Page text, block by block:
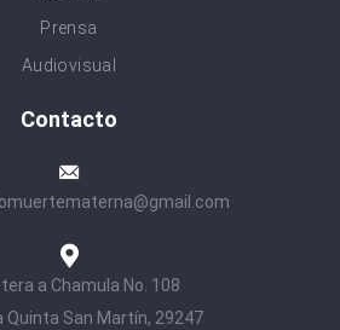
Prensa
Audiovisual
Contacto
a Chamula No. 108
Quinta San Martín, 29247